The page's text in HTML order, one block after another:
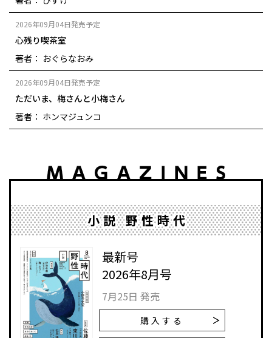
2026年09月04日発売予定
心残り喫茶室
著者： おぐらなおみ
2026年09月04日発売予定
ただいま、梅さんと小梅さん
著者： ホンマジュンコ
小説 野性時代
最新号
2026年8月号
7月25日 発売
購入する